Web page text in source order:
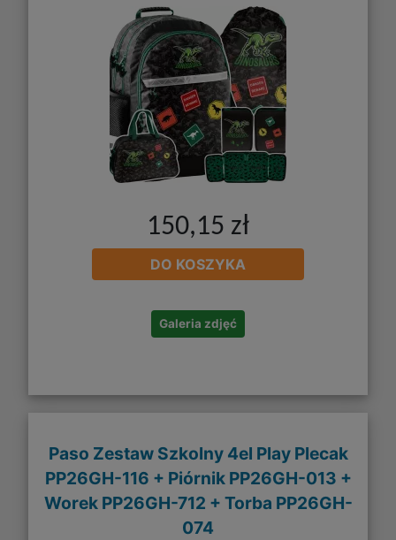
150,15 zł
DO KOSZYKA
Galeria zdjęć
Paso Zestaw Szkolny 4el Play Plecak
PP26GH-116 + Piórnik PP26GH-013 +
Worek PP26GH-712 + Torba PP26GH-
074